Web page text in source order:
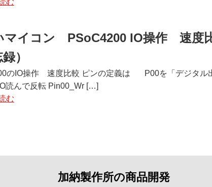
む
マイコン PSoC4200 IO操作 速
）
のIO操作 速度比較 ピンの定義は P00を「デジタル
読んで反転 Pin00_Wr […]
む
加納製作所の商品開発